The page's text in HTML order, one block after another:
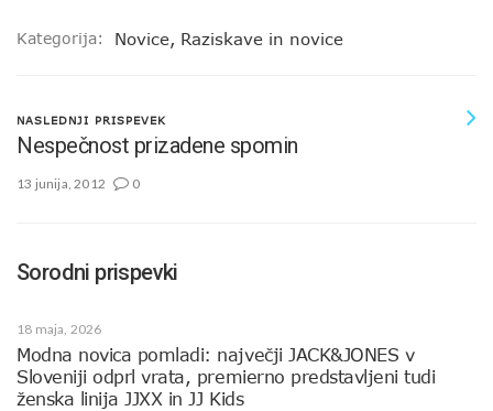
Kategorija: Novice, Raziskave in novice
NASLEDNJI PRISPEVEK
Nespečnost prizadene spomin
13 junija, 2012 0
Sorodni prispevki
18 maja, 2026
Modna novica pomladi: največji JACK&JONES v
Sloveniji odprl vrata, premierno predstavljeni tudi
ženska linija JJXX in JJ Kids